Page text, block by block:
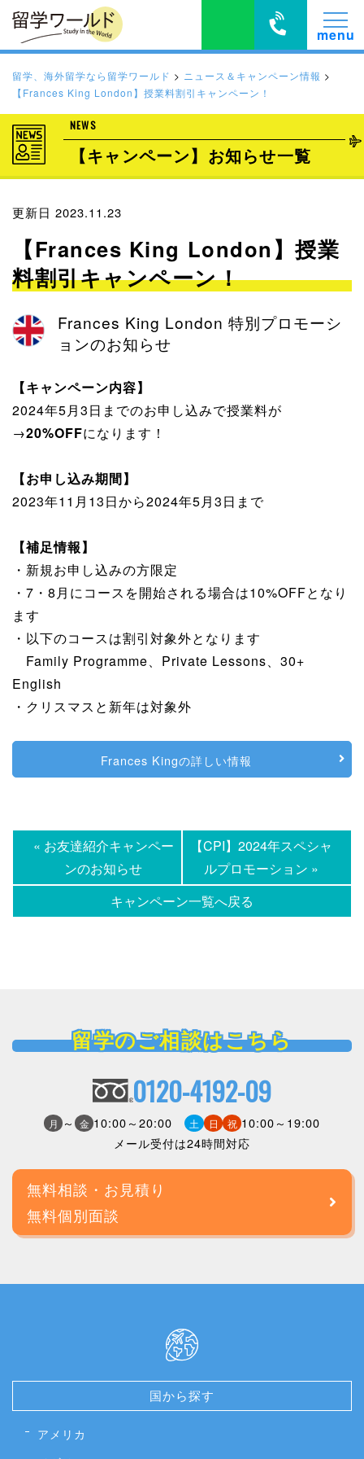
留学、海外留学なら留学ワールド > ニュース＆キャンペーン情報 >
【Frances King London】授業料割引キャンペーン！
NEWS
【キャンペーン】お知らせ一覧
更新日 2023.11.23
【Frances King London】授業
料割引キャンペーン！
Frances King London 特別プロモーシ
ョンのお知らせ
【キャンペーン内容】
2024年5月3日までのお申し込みで授業料が
→20%OFFになります！
【お申し込み期間】
2023年11月13日から2024年5月3日まで
【補足情報】
・新規お申し込みの方限定
・7・8月にコースを開始される場合は10%OFFとなり
ます
・以下のコースは割引対象外となります
Family Programme、Private Lessons、30+
English
・クリスマスと新年は対象外
Frances Kingの詳しい情報
« お友達紹介キャンペー
ンのお知らせ
キャンペーン一覧へ戻る
【CPI】2024年スペシャ
ルプロモーション »
留学のご相談はこちら
0120-4192-09
月 ～ 金 10:00～20:00 土 日 祝 10:00～19:00
メール受付は24時間対応
無料相談・お見積り
無料個別面談
国から探す
アメリカ